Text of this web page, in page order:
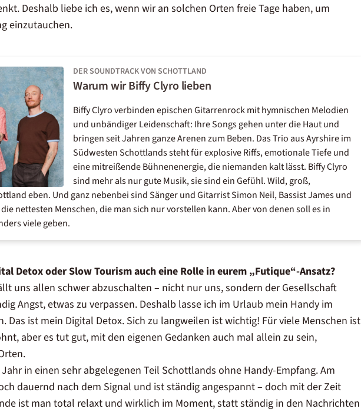
Deshalb liebe ich es, wenn wir an solchen Orten freie Tage haben, um
einzutauchen.
DER SOUNDTRACK VON SCHOTTLAND
Warum wir Biffy Clyro lieben
Biffy Clyro verbinden epischen Gitarrenrock mit hymnischen Melodien
und unbändiger Leidenschaft: Ihre Songs gehen unter die Haut und
bringen seit Jahren ganze Arenen zum Beben. Das Trio aus Ayrshire im
Südwesten Schottlands steht für explosive Riffs, emotionale Tiefe und
eine mitreißende Bühnenenergie, die niemanden kalt lässt. Biffy Clyro
sind mehr als nur gute Musik, sie sind ein Gefühl. Wild, groß,
eben. Und ganz nebenbei sind Sänger und Gitarrist Simon Neil, Bassist James und
nettesten Menschen, die man sich nur vorstellen kann. Aber von denen soll es in
viele geben.
DetoxoderSlow Tourismauch eine Rolle in eurem „Futique“-Ansatz?
uns allen schwer abzuschalten – nicht nur uns, sondern der Gesellschaft
Angst, etwas zu verpassen. Deshalb lasse ich im Urlaub mein Handy im
Das ist mein Digital Detox. Sich zu langweilen ist wichtig! Für viele Menschen ist
aber es tut gut, mit den eigenen Gedanken auch mal allein zu sein,
in einen sehr abgelegenen Teil Schottlands ohne Handy-Empfang. Am
dauernd nach dem Signal und ist ständig angespannt – doch mit der Zeit
ist man total relaxt und wirklich im Moment, statt ständig in den Nachrichten